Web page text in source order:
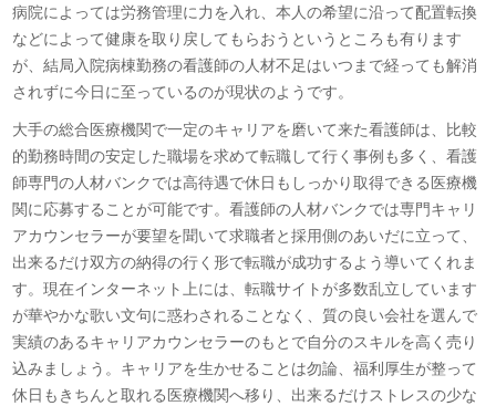
病院によっては労務管理に力を入れ、本人の希望に沿って配置転換
などによって健康を取り戻してもらおうというところも有ります
が、結局入院病棟勤務の看護師の人材不足はいつまで経っても解消
されずに今日に至っているのが現状のようです。
大手の総合医療機関で一定のキャリアを磨いて来た看護師は、比較
的勤務時間の安定した職場を求めて転職して行く事例も多く、看護
師専門の人材バンクでは高待遇で休日もしっかり取得できる医療機
関に応募することが可能です。看護師の人材バンクでは専門キャリ
アカウンセラーが要望を聞いて求職者と採用側のあいだに立って、
出来るだけ双方の納得の行く形で転職が成功するよう導いてくれま
す。現在インターネット上には、転職サイトが多数乱立しています
が華やかな歌い文句に惑わされることなく、質の良い会社を選んで
実績のあるキャリアカウンセラーのもとで自分のスキルを高く売り
込みましょう。キャリアを生かせることは勿論、福利厚生が整って
休日もきちんと取れる医療機関へ移り、出来るだけストレスの少な